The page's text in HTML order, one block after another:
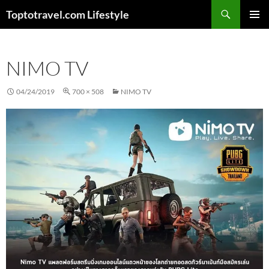
Toptotravel.com Lifestyle
NIMO TV
04/24/2019 700 × 508 NIMO TV